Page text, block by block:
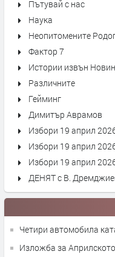
Пътувай с нас
Наука
Неопитомените
Фактор 7
Истории извън
Различните
Гейминг
Димитър Аврамов
Избори 19 април
Избори 19 април
Избори 19 април
ДЕНЯТ с В.
Четири автомобила
Изложба за